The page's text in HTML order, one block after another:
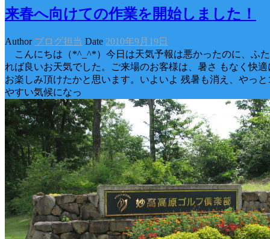
来春へ向けての作業を開始しました！
Author ブログ担当 Date 2010年9月19日
こんにちは（*^_^*）今日は天気予報は悪かったのに、ふ
れば良いお天気でした。ご来場のお客様は、暑さ もなく快
お楽しみ頂けたかと思います。いよいよ 残暑も消え、やっ
やすい気候になっ